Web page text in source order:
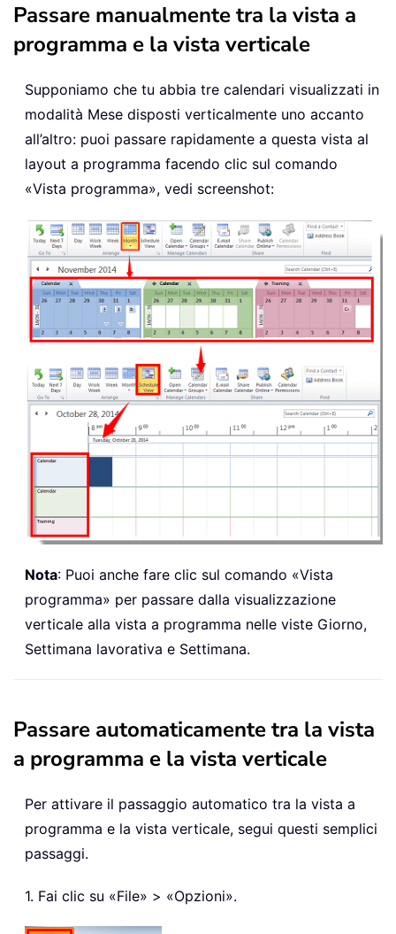
Passare manualmente tra la vista a
programma e la vista verticale
Supponiamo che tu abbia tre calendari visualizzati in
modalità Mese disposti verticalmente uno accanto
all’altro: puoi passare rapidamente a questa vista al
layout a programma facendo clic sul comando
«Vista programma», vedi screenshot:
Nota: Puoi anche fare clic sul comando «Vista
programma» per passare dalla visualizzazione
verticale alla vista a programma nelle viste Giorno,
Settimana lavorativa e Settimana.
Passare automaticamente tra la vista
a programma e la vista verticale
Per attivare il passaggio automatico tra la vista a
programma e la vista verticale, segui questi semplici
passaggi.
1. Fai clic su «File» > «Opzioni».